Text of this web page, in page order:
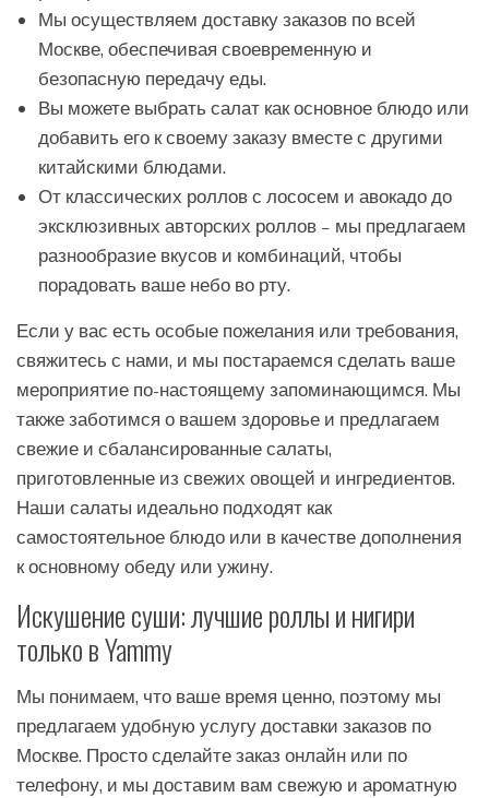
Мы осуществляем доставку заказов по всей
Москве, обеспечивая своевременную и
безопасную передачу еды.
Вы можете выбрать салат как основное блюдо или
добавить его к своему заказу вместе с другими
китайскими блюдами.
От классических роллов с лососем и авокадо до
эксклюзивных авторских роллов – мы предлагаем
разнообразие вкусов и комбинаций, чтобы
порадовать ваше небо во рту.
Если у вас есть особые пожелания или требования,
свяжитесь с нами, и мы постараемся сделать ваше
мероприятие по-настоящему запоминающимся. Мы
также заботимся о вашем здоровье и предлагаем
свежие и сбалансированные салаты,
приготовленные из свежих овощей и ингредиентов.
Наши салаты идеально подходят как
самостоятельное блюдо или в качестве дополнения
к основному обеду или ужину.
Искушение суши: лучшие роллы и нигири
только в Yammy
Мы понимаем, что ваше время ценно, поэтому мы
предлагаем удобную услугу доставки заказов по
Москве. Просто сделайте заказ онлайн или по
телефону, и мы доставим вам свежую и ароматную